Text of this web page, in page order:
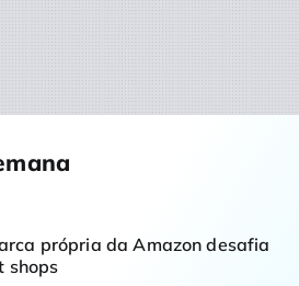
própria da Amazon desafia
shops